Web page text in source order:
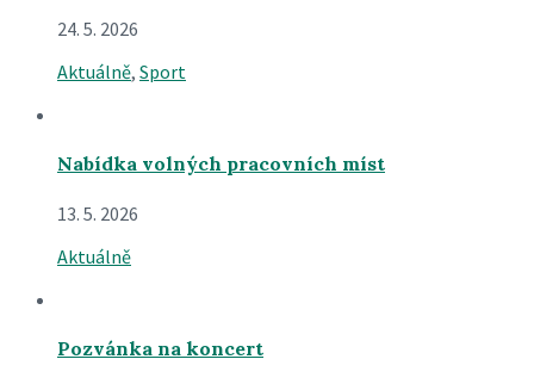
24. 5. 2026
Aktuálně, Sport
Nabídka volných pracovních míst
13. 5. 2026
Aktuálně
Pozvánka na koncert